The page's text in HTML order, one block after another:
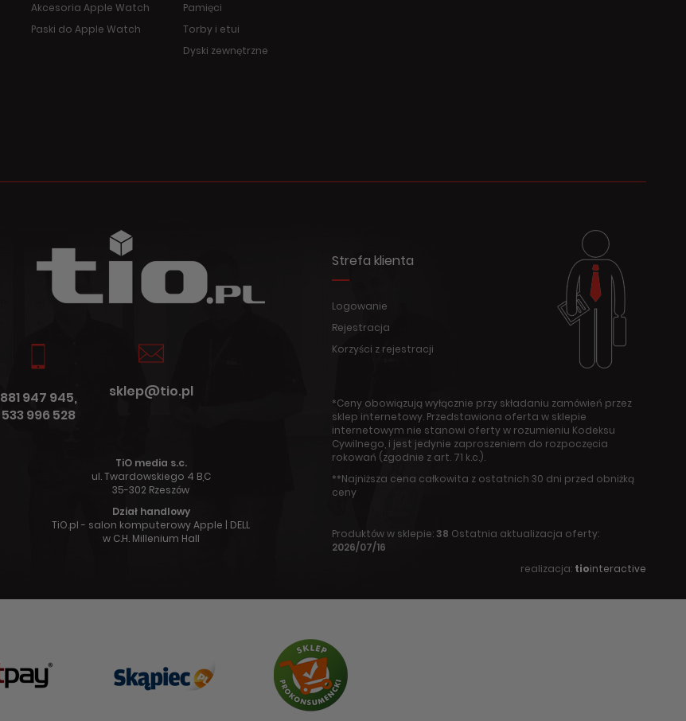
Akcesoria Apple Watch
Paski do Apple Watch
Pamięci
Torby i etui
Dyski zewnętrzne
Strefa klienta
Logowanie
Rejestracja
Korzyści z rejestracji
*Ceny obowiązują wyłącznie przy składaniu zamówień przez
sklep internetowy. Przedstawiona oferta w sklepie
internetowym nie stanowi oferty w rozumieniu Kodeksu
Cywilnego, i jest jedynie zaproszeniem do rozpoczęcia
rokowań (zgodnie z art. 71 k.c.).
**Najniższa cena całkowita z ostatnich 30 dni przed obniżką
ceny
Produktów w sklepie:38 Ostatnia aktualizacja oferty:
2026/07/16
881 947 945,
533 996 528
sklep@tio.pl
TiO media s.c.
ul. Twardowskiego 4 B,C
35-302 Rzeszów
Dział handlowy
TiO.pl - salon komputerowy Apple | DELL
w C.H. Millenium Hall
realizacja: tiointeractive